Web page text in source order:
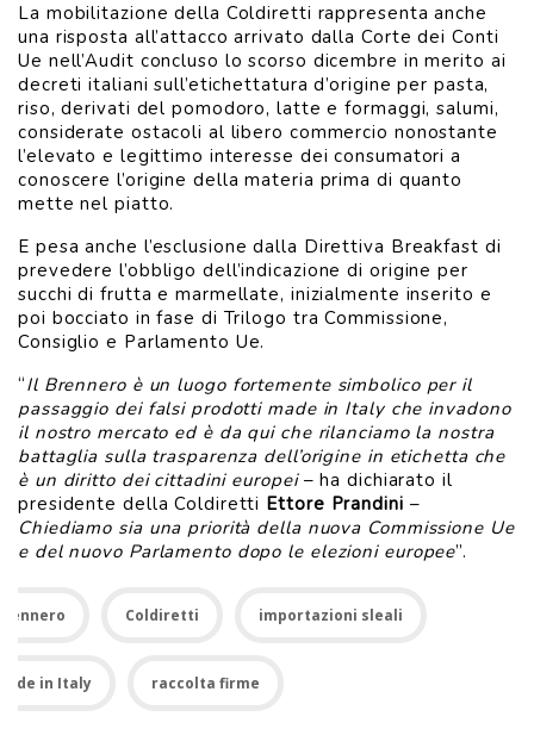
La mobilitazione della Coldiretti rappresenta anche
una risposta all’attacco arrivato dalla Corte dei Conti
Ue nell’Audit concluso lo scorso dicembre in merito ai
decreti italiani sull’etichettatura d’origine per pasta,
riso, derivati del pomodoro, latte e formaggi, salumi,
considerate ostacoli al libero commercio nonostante
l’elevato e legittimo interesse dei consumatori a
conoscere l’origine della materia prima di quanto
mette nel piatto.
E pesa anche l’esclusione dalla Direttiva Breakfast di
prevedere l’obbligo dell’indicazione di origine per
succhi di frutta e marmellate, inizialmente inserito e
poi bocciato in fase di Trilogo tra Commissione,
Consiglio e Parlamento Ue.
“Il Brennero è un luogo fortemente simbolico per il
passaggio dei falsi prodotti made in Italy che invadono
il nostro mercato ed è da qui che rilanciamo la nostra
battaglia sulla trasparenza dell’origine in etichetta che
è un diritto dei cittadini europei– ha dichiarato il
presidente della Coldiretti Ettore Prandini –
Chiediamo sia una priorità della nuova Commissione Ue
e del nuovo Parlamento dopo le elezioni europee”.
Coldiretti importazioni sleali
in Italy raccolta firme